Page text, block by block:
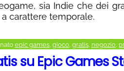
sia Indie che dei
carattere temporale.
epic games, gioco, gratis, negozio,
su Epic Games